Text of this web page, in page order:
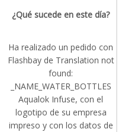
¿Qué sucede en este día?
Ha realizado un pedido con
Flashbay de Translation not
found:
_NAME_WATER_BOTTLES
Aqualok Infuse, con el
logotipo de su empresa
impreso y con los datos de